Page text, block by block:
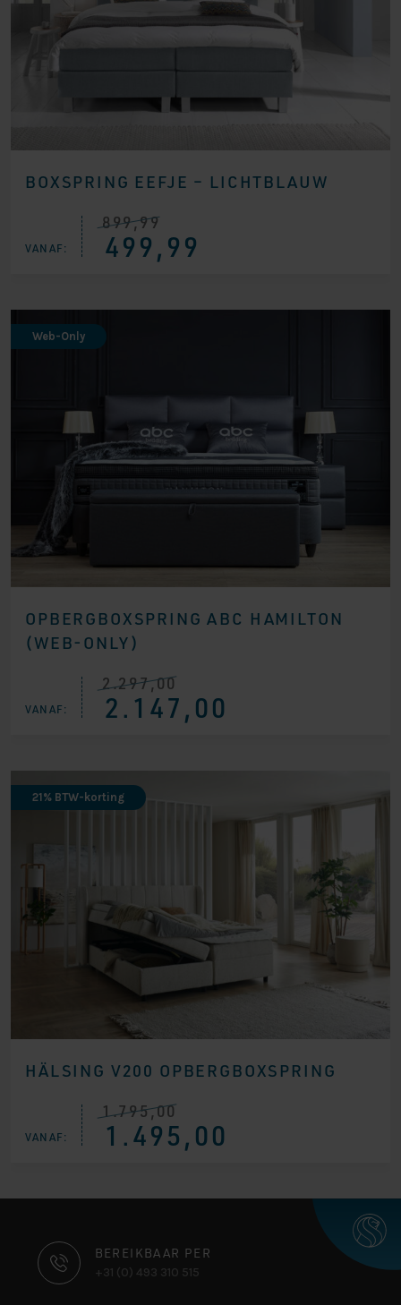
BOXSPRING EEFJE – LICHTBLAUW
VANAF:
899,99
Oorspronkelijke
prijs
was:
499,99
Huidige
prijs
OPBERGBOXSPRING ABC HAMILTON
(WEB-ONLY)
Web-Only
VANAF:
2.297,00
Oorspronkelijke
prijs
was:
2.147,00
Huidige
prijs
is:
HÄLSING V200 OPBERGBOXSPRING
21% BTW-korting
VANAF:
1.795,00
Oorspronkelijke
prijs
was:
1.495,00
Huidige
prijs
CONTACT
INFORMATIE
BEREIKBAAR PER
+31 (0) 493 310 515